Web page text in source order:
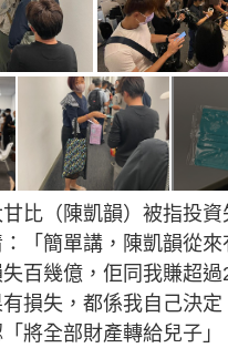
比（陳凱韻）被指投資
「簡單講，陳凱韻從來
百幾億，佢同我賺超
損失，都係我自己決定
將全部財產轉給兒子」